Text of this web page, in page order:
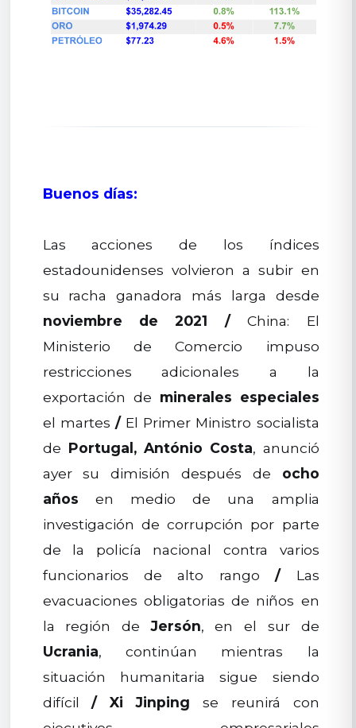
Buenos días:
Las acciones de los índices
estadounidenses volvieron a subir en
su racha ganadora más larga desde
noviembre de 2021
/China: El
Ministerio de Comercio impuso
restricciones adicionales a la
exportación de minerales especiales
el martes /El Primer Ministro socialista
de Portugal, António Costa, anunció
ayer su dimisión después de ocho
años en medio de una amplia
investigación de corrupción por parte
de la policía nacional contra varios
funcionarios de alto rango/Las
evacuaciones obligatorias de niños en
la región deJersón, en el sur de
Ucrania, continúan mientras la
situación humanitaria sigue siendo
difícil/ Xi Jinping se reunirá con